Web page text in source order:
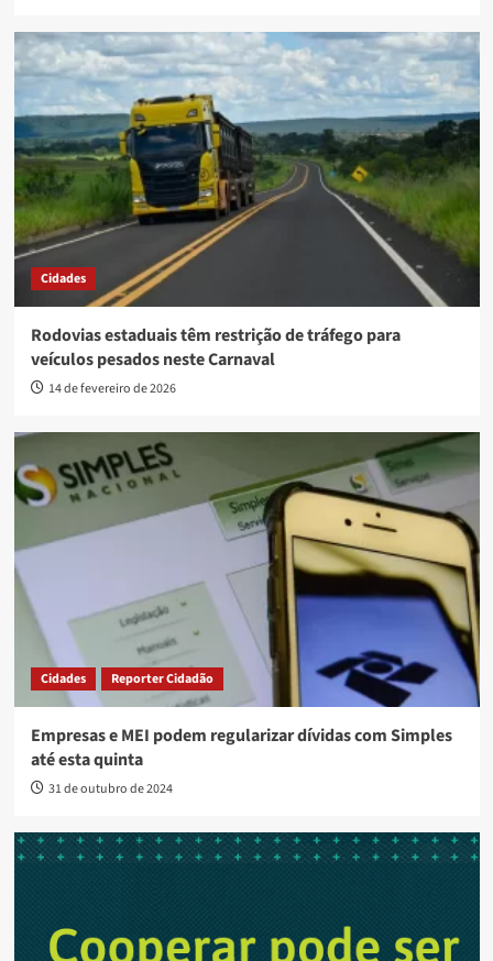
Cidades
Rodovias estaduais têm restrição de tráfego para
veículos pesados neste Carnaval
14 de fevereiro de 2026
Cidades Reporter Cidadão
Empresas e MEI podem regularizar dívidas com Simples
até esta quinta
31 de outubro de 2024